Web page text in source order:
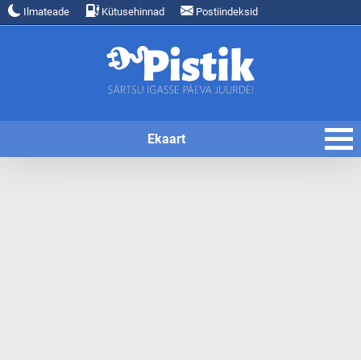
Ilmateade Kütusehinnad Postiindeksid
Ekaart